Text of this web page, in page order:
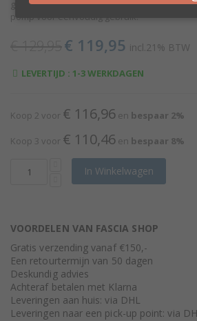
gewrichten. De1-liter pottenworden
pomp voor eenvoudig gebruik.
Special
Price
€ 119,95 incl.21% BTW
LEVERTIJD : 1-3 WERKDAGEN
Koop 2 voor € 116,96 en bespaar 2%
Koop 3 voor € 110,46 en bespaar 8%
In Winkelwagen
VOORDELEN VAN FASCIA SHOP
Gratis verzending vanaf €150,-
Een retourtermijn van 50 dagen
Deskundig advies
Achteraf betalen met Klarna
Leveringen aan huis: via DHL
Leveringen naar een pick-up point: via